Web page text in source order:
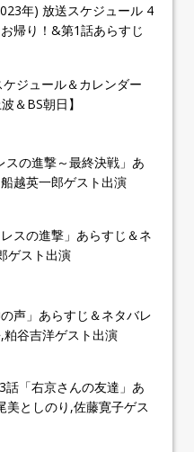
年) 放送スケジュール 4
帰り！&第1話あらすじ
ケジュール＆カレンダー
＆BS朝日】
スの進撃～最終決戦」あ
越英一郎ゲスト出演
スの進撃」あらすじ＆ネ
ゲスト出演
声」あらすじ＆ネタバレ
谷吉洋ゲスト出演
「右京さんの友達」あ
美としのり,佐藤寛子ゲス